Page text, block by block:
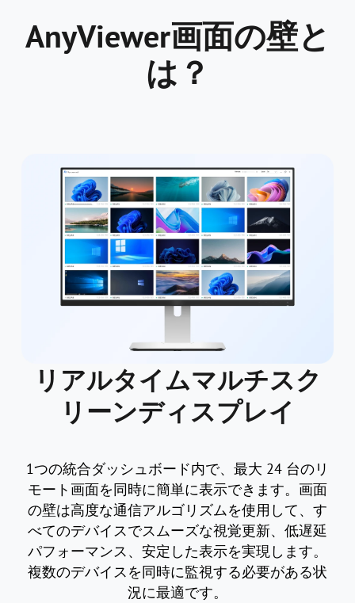
AnyViewer画面の壁と
は？
リアルタイムマルチスク
リーンディスプレイ
1つの統合ダッシュボード内で、最大 24 台のリ
モート画面を同時に簡単に表示できます。画面
の壁は高度な通信アルゴリズムを使用して、す
べてのデバイスでスムーズな視覚更新、低遅延
パフォーマンス、安定した表示を実現します。
複数のデバイスを同時に監視する必要がある状
況に最適です。